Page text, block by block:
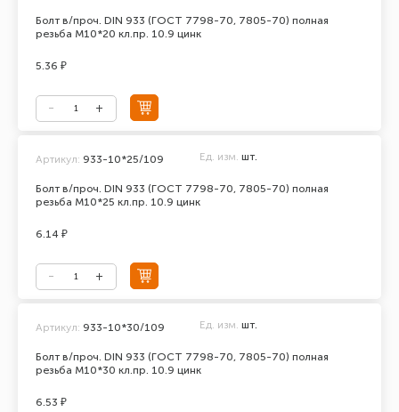
Болт в/проч. DIN 933 (ГОСТ 7798-70, 7805-70) полная
резьба М10*20 кл.пр. 10.9 цинк
5.36 ₽
Болт в/проч. DIN 933 (ГОСТ 7798-70, 7805-70) полная
резьба М10*25 кл.пр. 10.9 цинк
Артикул: 933-10*25/109 Ед. изм. шт.
6.14 ₽
Болт в/проч. DIN 933 (ГОСТ 7798-70, 7805-70) полная
резьба М10*30 кл.пр. 10.9 цинк
Артикул: 933-10*30/109 Ед. изм. шт.
6.53 ₽